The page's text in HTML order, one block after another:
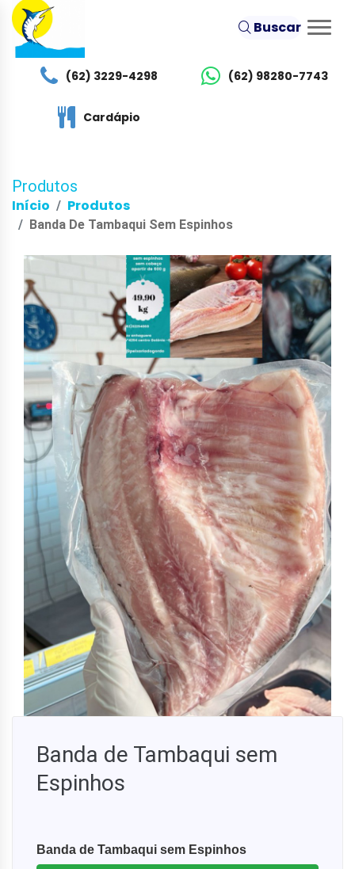
Buscar
(62) 3229-4298 (62) 98280-7743
Cardápio
Produtos
Início Produtos
Banda De Tambaqui Sem Espinhos
Banda de Tambaqui sem
Espinhos
Banda de Tambaqui sem Espinhos